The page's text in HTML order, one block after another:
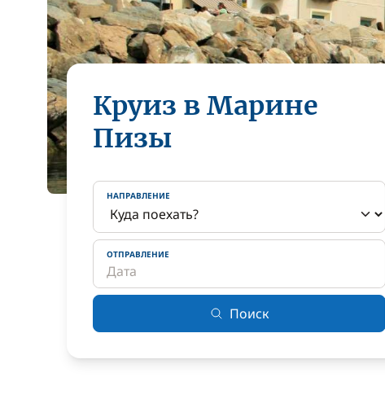
Круиз в Марине
Пизы
НАПРАВЛЕНИЕ
ОТПРАВЛЕНИЕ
Поиск